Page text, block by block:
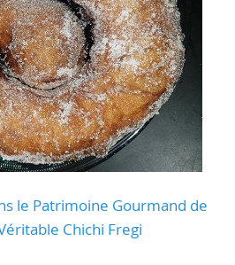
le Patrimoine Gourmand de
Chichi Fregi